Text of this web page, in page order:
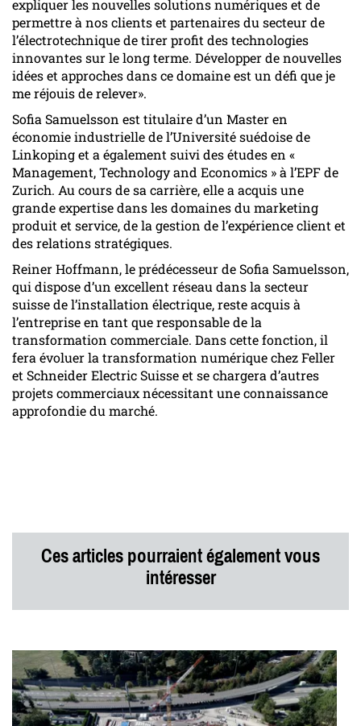
expliquer les nouvelles solutions numériques et de
permettre à nos clients et partenaires du secteur de
l’électrotechnique de tirer profit des technologies
innovantes sur le long terme. Développer de nouvelles
idées et approches dans ce domaine est un défi que je
me réjouis de relever».
Sofia Samuelsson est titulaire d’un Master en
économie industrielle de l’Université suédoise de
Linkoping et a également suivi des études en «
Management, Technology and Economics » à l’EPF de
Zurich. Au cours de sa carrière, elle a acquis une
grande expertise dans les domaines du marketing
produit et service, de la gestion de l’expérience client et
des relations stratégiques.
Reiner Hoffmann, le prédécesseur de Sofia Samuelsson,
qui dispose d’un excellent réseau dans la secteur
suisse de l’installation électrique, reste acquis à
l’entreprise en tant que responsable de la
transformation commerciale. Dans cette fonction, il
fera évoluer la transformation numérique chez Feller
et Schneider Electric Suisse et se chargera d’autres
projets commerciaux nécessitant une connaissance
approfondie du marché.
Ces articles pourraient également vous
intéresser